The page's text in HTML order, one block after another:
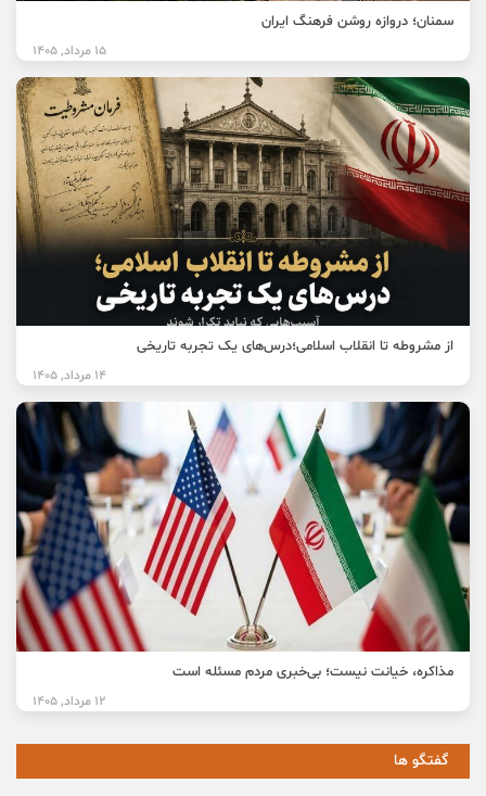
سمنان؛ دروازه روشن فرهنگ ایران
15 مرداد, 1405
از مشروطه تا انقلاب اسلامی؛درس‌های یک تجربه تاریخی
14 مرداد, 1405
مذاکره، خیانت نیست؛ بی‌خبری مردم مسئله است
12 مرداد, 1405
گفتگو ها